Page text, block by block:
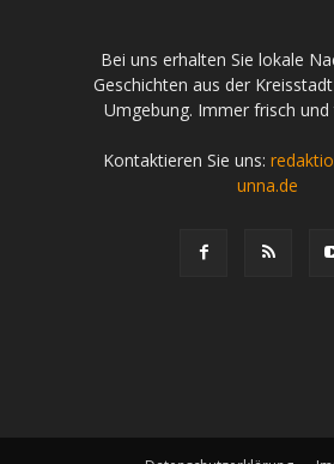
Bei uns erhalten Sie lokale
Geschichten aus der
Umgebung. Immer frisch und
Kontaktieren Sie uns:
unna.de